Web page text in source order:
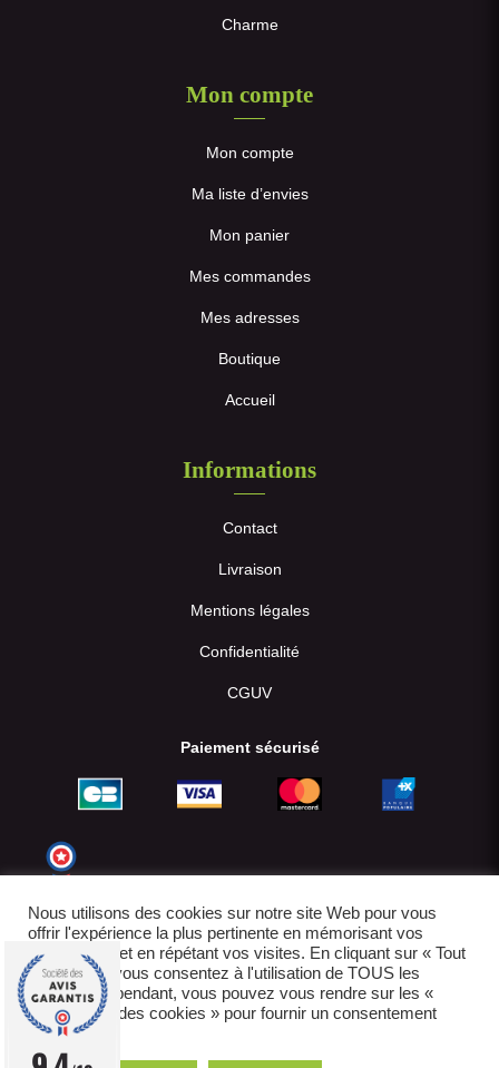
Charme
Mon compte
Mon compte
Ma liste d’envies
Mon panier
Mes commandes
Mes adresses
Boutique
Accueil
Informations
Contact
Livraison
Mentions légales
Confidentialité
CGUV
Paiement sécurisé
Nous utilisons des cookies sur notre site Web pour vous
offrir l'expérience la plus pertinente en mémorisant vos
préférences et en répétant vos visites. En cliquant sur « Tout
accepter », vous consentez à l'utilisation de TOUS les
cookies. Cependant, vous pouvez vous rendre sur les «
Paramètres des cookies » pour fournir un consentement
contrôlé.